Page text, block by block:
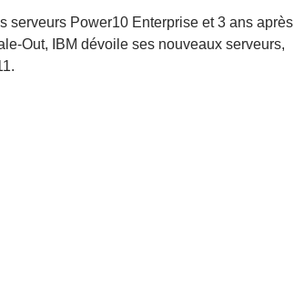
serveurs Power10 Enterprise et 3 ans après
Out, IBM dévoile ses nouveaux serveurs,
serveurs Power11